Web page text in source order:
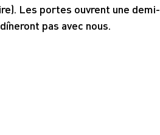
Les portes ouvrent une demi-
pas avec nous.